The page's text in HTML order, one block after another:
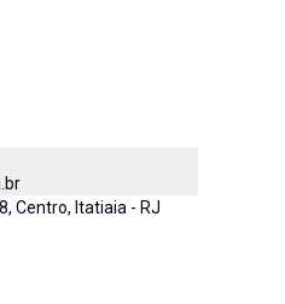
Centro, Itatiaia - RJ